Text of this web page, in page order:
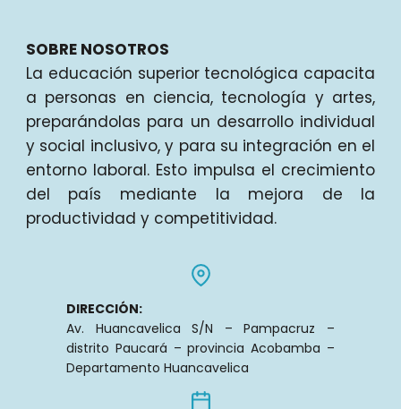
SOBRE NOSOTROS
La educación superior tecnológica capacita
a personas en ciencia, tecnología y artes,
preparándolas para un desarrollo individual
y social inclusivo, y para su integración en el
entorno laboral. Esto impulsa el crecimiento
del país mediante la mejora de la
productividad y competitividad.
DIRECCIÓN:
Av. Huancavelica S/N – Pampacruz –
distrito Paucará – provincia Acobamba –
Departamento Huancavelica